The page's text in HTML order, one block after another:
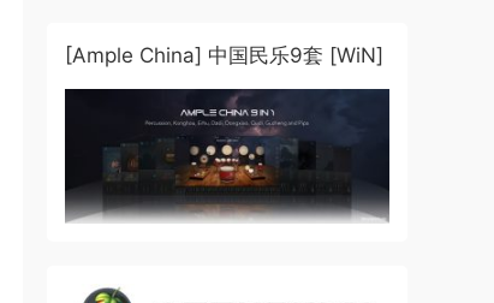
[Ample China] 中国民乐9套 [WiN]